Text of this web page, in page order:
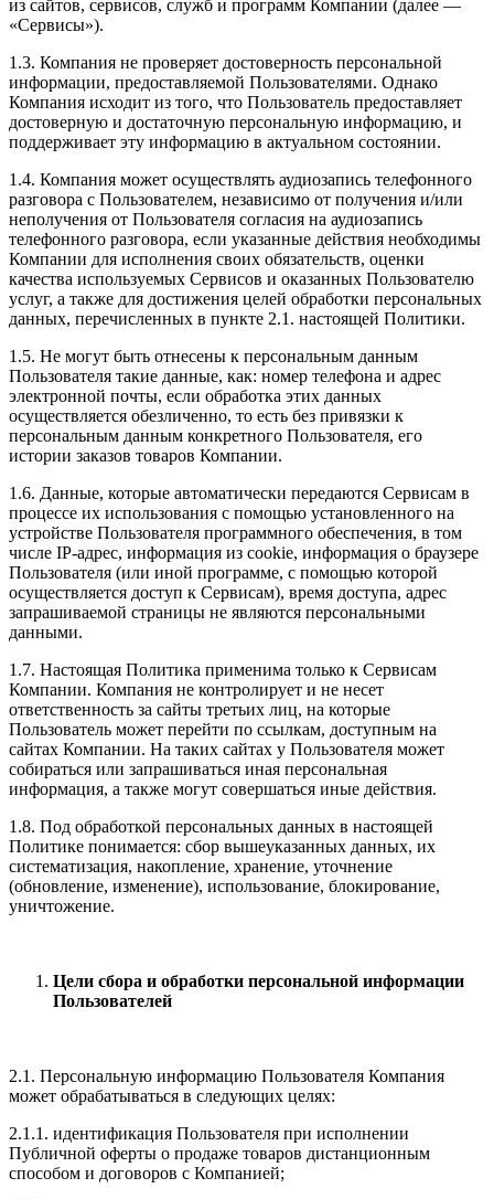
из сайтов, сервисов, служб и программ Компании (далее —
«Сервисы»).
1.3. Компания не проверяет достоверность персональной
информации, предоставляемой Пользователями. Однако
Компания исходит из того, что Пользователь предоставляет
достоверную и достаточную персональную информацию, и
поддерживает эту информацию в актуальном состоянии.
1.4. Компания может осуществлять аудиозапись телефонного
разговора с Пользователем, независимо от получения и/или
неполучения от Пользователя согласия на аудиозапись
телефонного разговора, если указанные действия необходимы
Компании для исполнения своих обязательств, оценки
качества используемых Сервисов и оказанных Пользователю
услуг, а также для достижения целей обработки персональных
данных, перечисленных в пункте 2.1. настоящей Политики.
1.5. Не могут быть отнесены к персональным данным
Пользователя такие данные, как: номер телефона и адрес
электронной почты, если обработка этих данных
осуществляется обезличенно, то есть без привязки к
персональным данным конкретного Пользователя, его
истории заказов товаров Компании.
1.6. Данные, которые автоматически передаются Сервисам в
процессе их использования с помощью установленного на
устройстве Пользователя программного обеспечения, в том
числе IP-адрес, информация из cookie, информация о браузере
Пользователя (или иной программе, с помощью которой
осуществляется доступ к Сервисам), время доступа, адрес
запрашиваемой страницы не являются персональными
данными.
1.7. Настоящая Политика применима только к Сервисам
Компании. Компания не контролирует и не несет
ответственность за сайты третьих лиц, на которые
Пользователь может перейти по ссылкам, доступным на
сайтах Компании. На таких сайтах у Пользователя может
собираться или запрашиваться иная персональная
информация, а также могут совершаться иные действия.
1.8. Под обработкой персональных данных в настоящей
Политике понимается: сбор вышеуказанных данных, их
систематизация, накопление, хранение, уточнение
(обновление, изменение), использование, блокирование,
уничтожение.
Цели сбора и обработки персональной информации
Пользователей
2.1. Персональную информацию Пользователя Компания
может обрабатываться в следующих целях:
2.1.1. идентификация Пользователя при исполнении
Публичной оферты о продаже товаров дистанционным
способом и договоров с Компанией;